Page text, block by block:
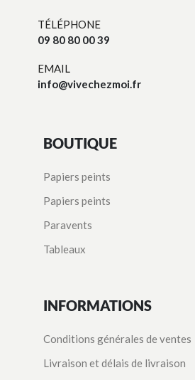
TÉLÉPHONE
09 80 80 00 39
EMAIL
info@vivechezmoi.fr
BOUTIQUE
Papiers peints
Papiers peints
Paravents
Tableaux
INFORMATIONS
Conditions générales de ventes
Livraison et délais de livraison